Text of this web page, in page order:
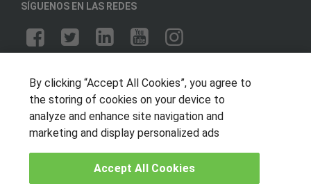
SÍGUENOS EN LAS REDES
Muro de los idiomas
Hablemos de empleo
Locos por las becas
CENTROS DE FORMACIÓN
By clicking “Accept All Cookies”, you agree to
the storing of cookies on your device to
analyze and enhance site navigation and
marketing and display personalized ads
Accept All Cookies